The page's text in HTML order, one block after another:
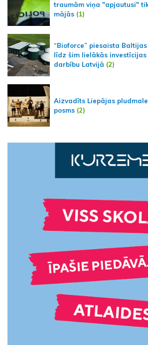
traumām viņa "apjautusi"
mājās (1)
“Bioforce” piesaista
līdz šim lielākās
darbību Latvijā (2)
Aizvadīts Liepājas
posms (2)